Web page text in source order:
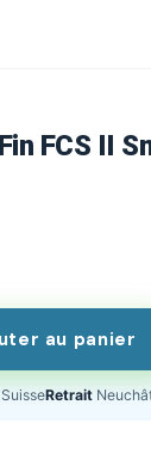
FCS II
au panier
Retrait